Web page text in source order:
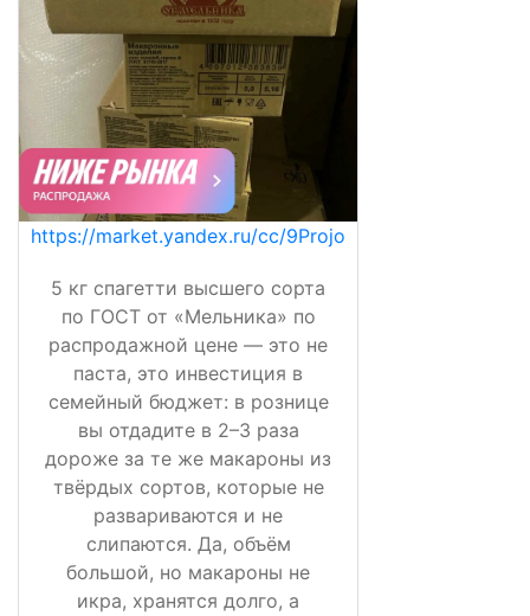
https://market.yandex.ru/cc/9Projo
5 кг спагетти высшего сорта
по ГОСТ от «Мельника» по
распродажной цене — это не
паста, это инвестиция в
семейный бюджет: в рознице
вы отдадите в 2–3 раза
дороже за те же макароны из
твёрдых сортов, которые не
развариваются и не
слипаются. Да, объём
большой, но макароны не
икра, хранятся долго, а